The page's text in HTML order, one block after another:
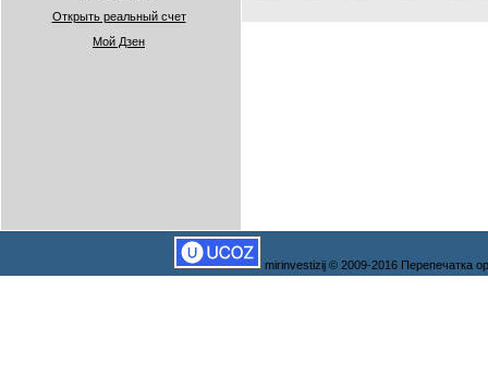
Открыть реальный счет
Мой Дзен
mirinvestizij © 2009-2016 Перепечатка